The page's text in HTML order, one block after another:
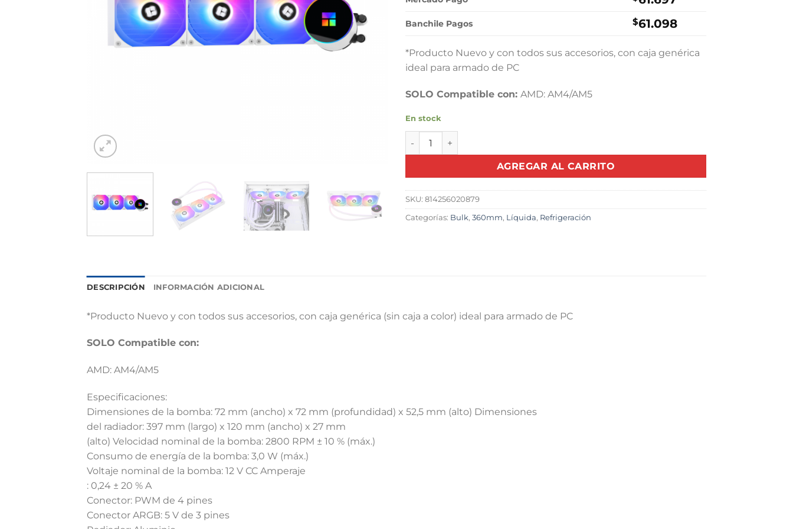
Banchile Pagos $61.098
*Producto Nuevo y con todos sus accesorios, con caja genérica
ideal para armado de PC
SOLO Compatible con: AMD: AM4/AM5
En stock
Refrigeración Líquida TR Frozen Magic 360 White V2 (AMD Caja genérica) cantidad
AGREGAR AL CARRITO
SKU: 814256020879
Categorías: Bulk, 360mm, Líquida, Refrigeración
DESCRIPCIÓN INFORMACIÓN ADICIONAL
*Producto Nuevo y con todos sus accesorios, con caja genérica (sin caja a color) ideal para armado de PC
SOLO Compatible con:
AMD: AM4/AM5
Especificaciones:
Dimensiones de la bomba: 72 mm (ancho) x 72 mm (profundidad) x 52,5 mm (alto) Dimensiones
del radiador: 397 mm (largo) x 120 mm (ancho) x 27 mm
(alto) Velocidad nominal de la bomba: 2800 RPM ± 10 % (máx.)
Consumo de energía de la bomba: 3,0 W (máx.)
Voltaje nominal de la bomba: 12 V CC Amperaje
: 0,24 ± 20 % A
Conector: PWM de 4 pines
Conector ARGB: 5 V de 3 pines